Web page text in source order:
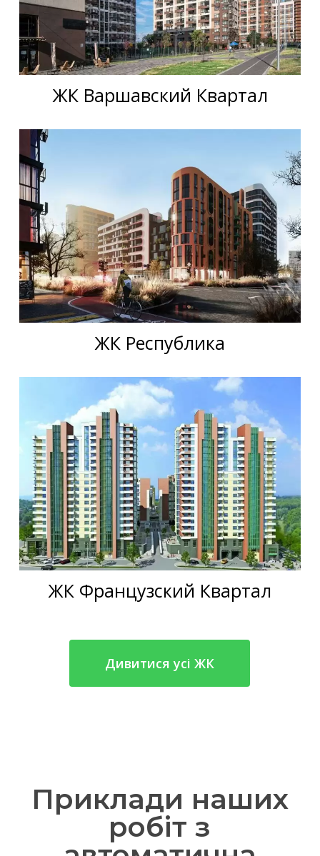
ЖК Варшавский Квартал
ЖК Республика
ЖК Французский Квартал
Дивитися усі ЖК
Приклади наших
робіт з